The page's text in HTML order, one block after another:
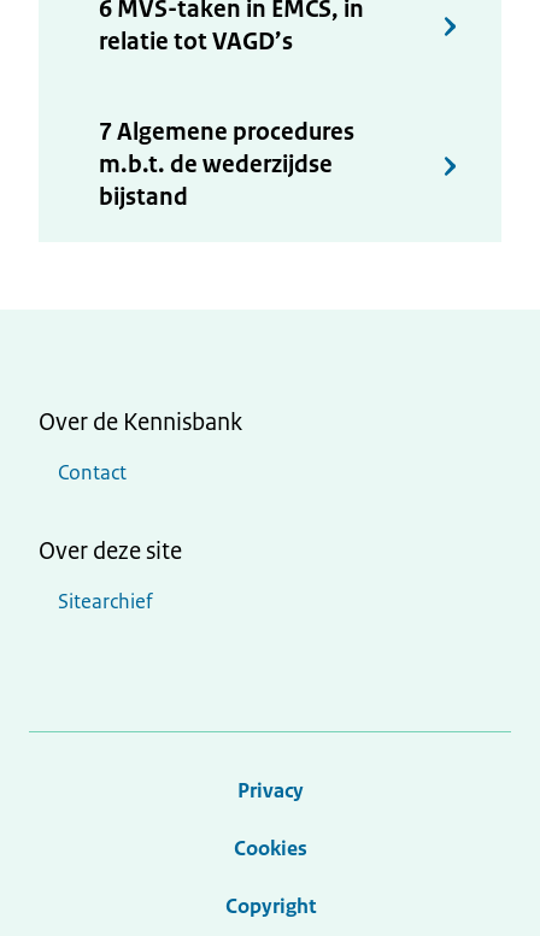
6 MVS-taken in EMCS, in
relatie tot VAGD’s
7 Algemene procedures
m.b.t. de wederzijdse
bijstand
Over de Kennisbank
Contact
Over deze site
Sitearchief
Privacy
Cookies
Copyright